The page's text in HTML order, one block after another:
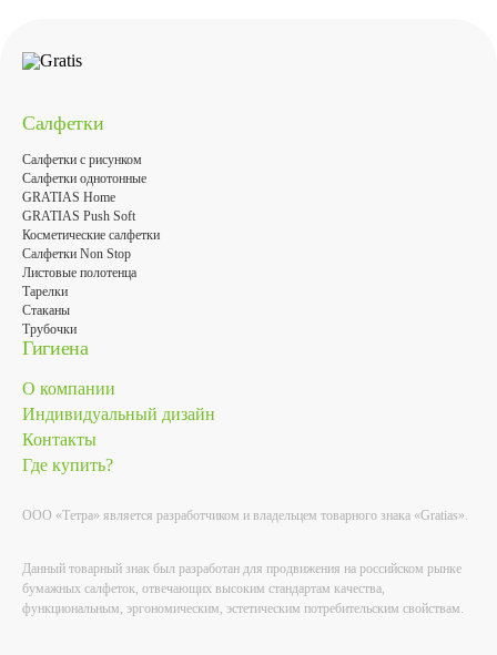
Салфетки
Салфетки с рисунком
Салфетки однотонные
GRATIAS Home
GRATIAS Push Soft
Косметические салфетки
Салфетки Non Stop
Листовые полотенца
Тарелки
Стаканы
Трубочки
Гигиена
О компании
Индивидуальный дизайн
Контакты
Где купить?
ООО «Тетра» является разработчиком и владельцем товарного знака «Gratias».
Данный товарный знак был разработан для продвижения на российском рынке
бумажных салфеток, отвечающих высоким стандартам качества,
функциональным, эргономическим, эстетическим потребительским свойствам.